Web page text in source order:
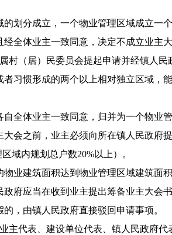
分成立，一个物业管理区域成立一个
体业主一致同意，决定不成立业主大
（居）民委员会提起申请并经镇人民
惯形成的两个以上相对独立区域，
体业主一致同意，归并为一个物业管
之前，业主必须向所在镇人民政府提
内规划总户数20%以上）。
建筑面积达到物业管理区域建筑面积
应当在收到业主提出筹备业主大会书
由镇人民政府直接驳回申请事项。
表、建设单位代表、镇人民政府代